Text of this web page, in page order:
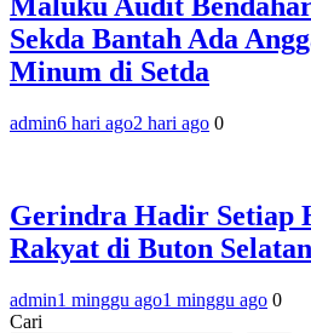
Sekda Bantah Ada
Minum di Setda
admin6 hari ago2 hari ago 0
Gerindra Hadir Setiap
Rakyat di Buton Selatan
admin1 minggu ago1 minggu ago 0
Cari